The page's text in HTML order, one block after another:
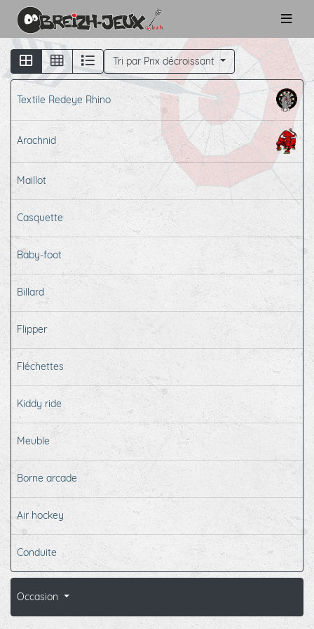
Tri par Prix décroissant
Textile Redeye Rhino
Arachnid
Maillot
Casquette
Baby-foot
Billard
Flipper
Fléchettes
Kiddy ride
Meuble
Borne arcade
Air hockey
Conduite
Occasion